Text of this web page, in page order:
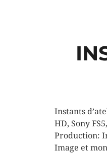
Instants
HD, Sony
Production:
Image et